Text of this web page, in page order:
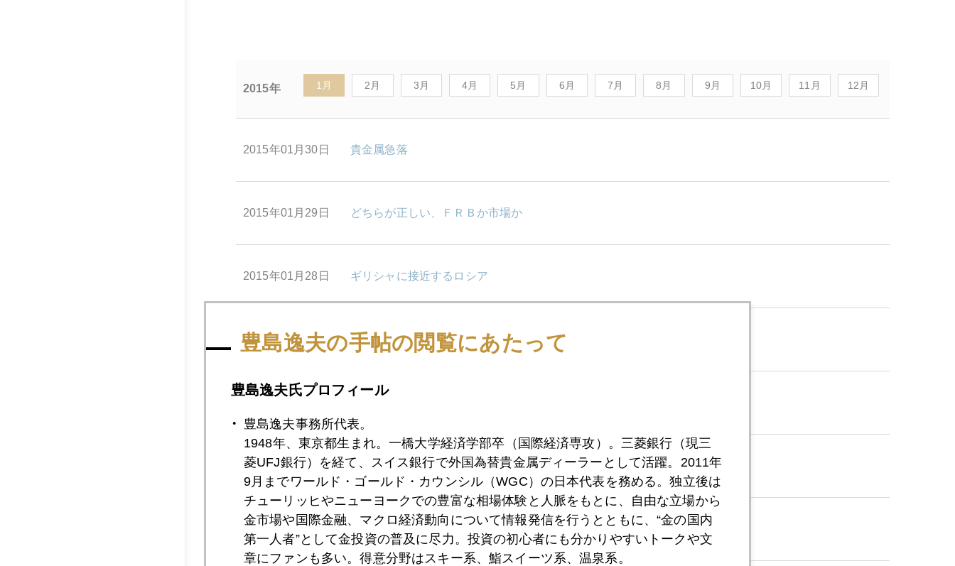
2015年 1月 2月 3月 4月 5月 6月 7月 8月 9月 10月 11月 12月
2015年01月30日 貴金属急落
2015年01月29日 どちらが正しい、ＦＲＢか市場か
2015年01月28日 ギリシャに接近するロシア
2015年01月27日 人民元急落、通貨安競争の兆しか
2015年01月23日 株も金も買われるリスクオン
2015年01月22日 ２０１５年マネーの行方 パート２ 映像無料公開中
豊島逸夫の手帖の閲覧にあたって
豊島逸夫氏プロフィール
豊島逸夫事務所代表。
1948年、東京都生まれ。一橋大学経済学部卒（国際経済専攻）。三菱銀行（現三
菱UFJ銀行）を経て、スイス銀行で外国為替貴金属ディーラーとして活躍。2011年
9月までワールド・ゴールド・カウンシル（WGC）の日本代表を務める。独立後は
チューリッヒやニューヨークでの豊富な相場体験と人脈をもとに、自由な立場から
金市場や国際金融、マクロ経済動向について情報発信を行うとともに、“金の国内
第一人者”として金投資の普及に尽力。投資の初心者にも分かりやすいトークや文
章にファンも多い。得意分野はスキー系、鮨スイーツ系、温泉系。